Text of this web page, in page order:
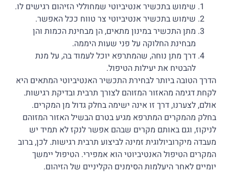
שימוש בתכשיר אנטיביוטי שמחוללי הזיהום רגישים לו.
שימוש בתכשיר אנטיביוטי צר טווח ככל האפשר.
מתן התכשיר במינון מתאים, הן מבחינת הכמות והן
מבחינת החלוקה על פני שעות היממה.
דרך מתן נוחה, שהמתרפא יוכל לעמוד בה, על מנת
להבטיח את יעילות הטיפול.
הדרך הטובה ביותר לבחירת התכשיר האנטיביוטי המתאים היא
לקחת דגימה מהאזור המזוהם לצורך תרבית ובדיקת רגישות.
אולם, לצערנו, דרך זו אינה ישימה בחלק גדול מן המקרים.
בחלק מהמקרים המתרפא מגיע בטרם הבשיל האזור המזוהם
לניקוז, וגם באותם מקרים שבהם אפשר לנקז לא תמיד יש
מעבדה מיקרוביולוגית זמינה לביצוע תרבית רגישות. לכן, ברוב
המקרים הטיפול האנטיביוטי הוא אמפירי. הטיפול יימשך
יומיים לאחר היעלמות הסימנים הקליניים של הזיהום.